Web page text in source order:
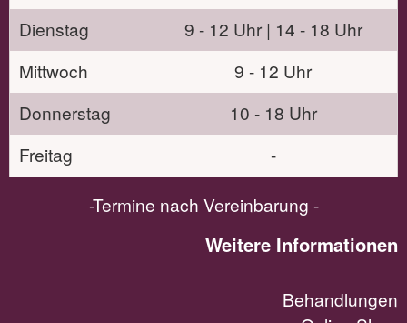
Dienstag
9 - 12 Uhr | 14 - 18 Uhr
Mittwoch
9 - 12 Uhr
Donnerstag
10 - 18 Uhr
Freitag
-
-Termine nach Vereinbarung -
Weitere Informationen
Behandlungen